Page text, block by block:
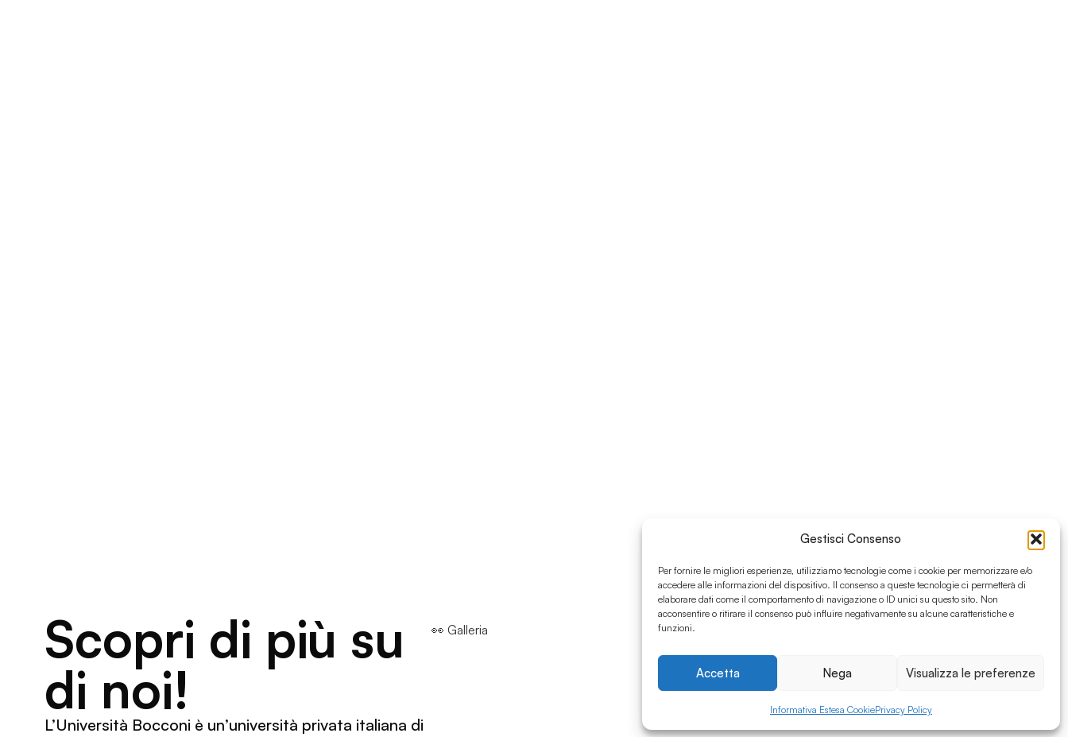
Gestisci Consenso
Per fornire le migliori esperienze, utilizziamo tecnologie come i cookie per memorizzare e/o
accedere alle informazioni del dispositivo. Il consenso a queste tecnologie ci permetterà di
elaborare dati come il comportamento di navigazione o ID unici su questo sito. Non
acconsentire o ritirare il consenso può influire negativamente su alcune caratteristiche e
funzioni.
Accetta Nega Visualizza le preferenze
Informativa Estesa CookiePrivacy Policy
Scopri di più su
di noi!
L’Università Bocconi è un’università privata italiana di
👀 Galleria